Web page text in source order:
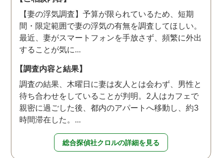
【妻の浮気調査】予算が限られているため、短期
間・限定範囲で妻の浮気の有無を調査してほしい。
最近、妻がスマートフォンを手放さず、頻繁に外出
することが気に...
【調査内容と結果】
調査の結果、木曜日に妻は友人とは会わず、男性と
待ち合わせをしていることが判明。2人はカフェで
親密に過ごした後、都内のアパートへ移動し、約3
時間滞在した。...
総合探偵社クロルの詳細を見る